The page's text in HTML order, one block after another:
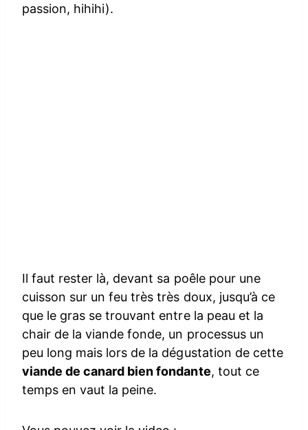
passion, hihihi).
Il faut rester là, devant sa poêle pour une
cuisson sur un feu très très doux, jusqu’à ce
que le gras se trouvant entre la peau et la
chair de la viande fonde, un processus un
peu long mais lors de la dégustation de cette
viande de canard bien fondante, tout ce
temps en vaut la peine.